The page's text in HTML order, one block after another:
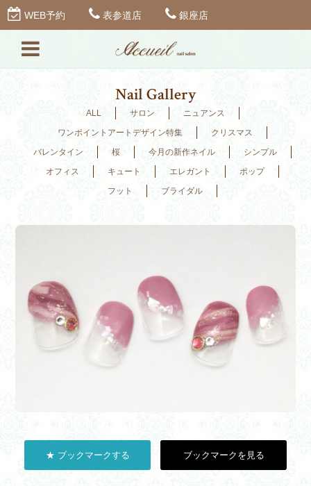
WEB予約 表参道店 銀座店
Nail Gallery
ALL サロン
ニュアンス
ワンポイントアートデザイン特集
クリスマス
バレンタイン
桜 今月の新作ネイル
シンプル
オフィス
キュート エレガント
ポップ
フット
ブライダル
★ ブックマークする ブックマークを見る